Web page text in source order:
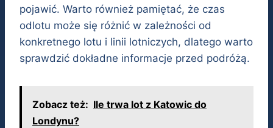
pojawić. Warto również pamiętać, że czas
odlotu może się różnić w zależności od
konkretnego lotu i linii lotniczych, dlatego warto
sprawdzić dokładne informacje przed podróżą.
Zobacz też: Ile trwa lot z Katowic do
Londynu?